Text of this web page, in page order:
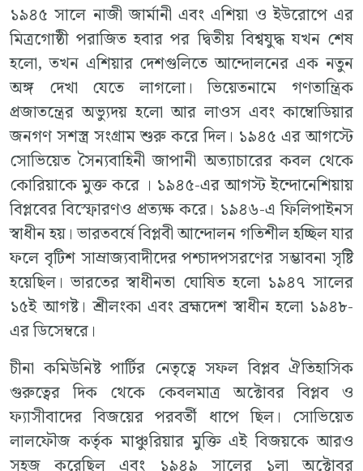
১৯৪৫ সালে নাজী জার্মানী এবং এশিয়া ও ইউরোপে এর
মিত্রগোষ্ঠী পরাজিত হবার পর দ্বিতীয় বিশ্বযুদ্ধ যখন শেষ
হলো, তখন এশিয়ার দেশগুলিতে আন্দোলনের এক নতুন
অঙ্গ দেখা যেতে লাগলো। ভিয়েতনামে গণতান্ত্রিক
প্রজাতন্ত্রের অভ্যুদয় হলো আর লাওস এবং কাম্বোডিয়ার
জনগণ সশস্ত্র সংগ্রাম শুরু করে দিল। ১৯৪৫ এর আগস্টে
সোভিয়েত সৈন্যবাহিনী জাপানী অত্যাচারের কবল থেকে
কোরিয়াকে মুক্ত করে । ১৯৪৫-এর আগস্ট ইন্দোনেশিয়ায়
বিপ্লবের বিস্ফোরণও প্রত্যক্ষ করে। ১৯৪৬-এ ফিলিপাইনস
স্বাধীন হয়। ভারতবর্ষে বিপ্লবী আন্দোলন গতিশীল হচ্ছিল যার
ফলে বৃটিশ সাম্রাজ্যবাদীদের পশ্চাদপসরণের সম্ভাবনা সৃষ্টি
হয়েছিল। ভারতের স্বাধীনতা ঘোষিত হলো ১৯৪৭ সালের
১৫ই আগষ্ট। শ্রীলংকা এবং ব্রহ্মদেশ স্বাধীন হলো ১৯৪৮-
এর ডিসেম্বরে।
চীনা কমিউনিষ্ট পার্টির নেতৃত্বে সফল বিপ্লব ঐতিহাসিক
গুরুত্বের দিক থেকে কেবলমাত্র অক্টোবর বিপ্লব ও
ফ্যাসীবাদের বিজয়ের পরবর্তী ধাপে ছিল। সোভিয়েত
লালফৌজ কর্তৃক মাঞ্চুরিয়ার মুক্তি এই বিজয়কে আরও